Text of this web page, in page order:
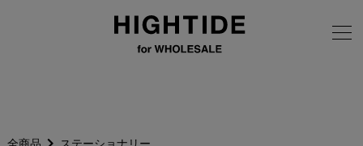
全商品 ステーショナリー